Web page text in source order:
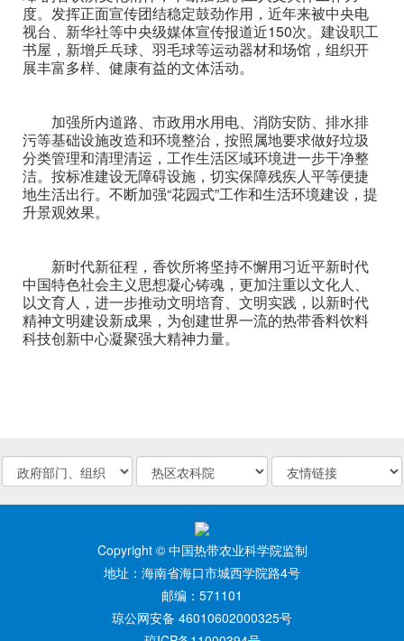
度。发挥正面宣传团结稳定鼓劲作用，近年来被中央电
视台、新华社等中央级媒体宣传报道近150次。建设职工
书屋，新增乒乓球、羽毛球等运动器材和场馆，组织开
展丰富多样、健康有益的文体活动。
加强所内道路、市政用水用电、消防安防、排水排
污等基础设施改造和环境整治，按照属地要求做好垃圾
分类管理和清理清运，工作生活区域环境进一步干净整
洁。按标准建设无障碍设施，切实保障残疾人平等便捷
地生活出行。不断加强“花园式”工作和生活环境建设，提
升景观效果。
新时代新征程，香饮所将坚持不懈用习近平新时代
中国特色社会主义思想凝心铸魂，更加注重以文化人、
以文育人，进一步推动文明培育、文明实践，以新时代
精神文明建设新成果，为创建世界一流的热带香料饮料
科技创新中心凝聚强大精神力量。
Copyright © 中国热带农业科学院监制
地址：海南省海口市城西学院路4号
邮编：571101
琼公网安备 46010602000325号